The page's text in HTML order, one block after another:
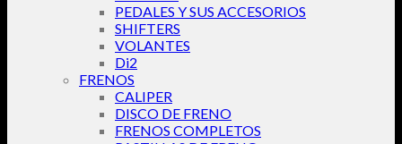
PEDALES Y SUS ACCESORIOS
SHIFTERS
VOLANTES
Di2
FRENOS
CALIPER
DISCO DE FRENO
FRENOS COMPLETOS